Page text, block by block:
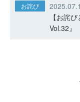
お詫び
【お詫
Vol.32』